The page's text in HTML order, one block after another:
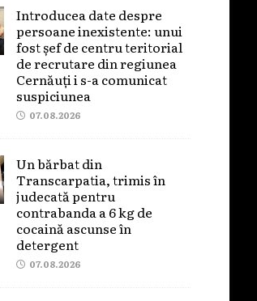
Introducea date despre
persoane inexistente: unui
fost șef de centru teritorial
de recrutare din regiunea
Cernăuți i s-a comunicat
suspiciunea
07.08.2026
Un bărbat din
Transcarpatia, trimis în
judecată pentru
contrabanda a 6 kg de
cocaină ascunse în
detergent
07.08.2026